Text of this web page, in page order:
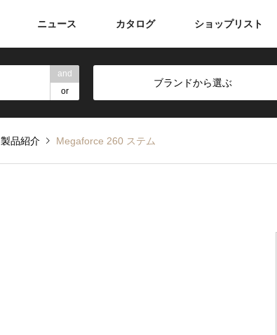
ニュース カタログ ショップリスト
and
or
ブランドから選ぶ
製品紹介 Megaforce 260 ステム